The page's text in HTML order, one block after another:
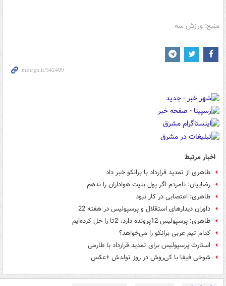
منبع: ورزش سه
اخبار مرتبط
طاهری از تمدید قرارداد با برانکو خبر داد
رضاییان: نامردم اگر پول بلیت هواداران را ندهم
طاهری: اعتصابی در کار نبود
داوران دیدارهای استقلال و پرسپولیس در هفته 22
طاهری: پرسپولیس 12پرونده دارد، 2تا را حل‌ کرده‌ایم
کدام تیم عربی برانکو را می‌خواهد؟
استارت پرسپولیس برای تمدید قرارداد با طارمی
شوخی فیفا با کی‌روش در روز تولدش +عکس